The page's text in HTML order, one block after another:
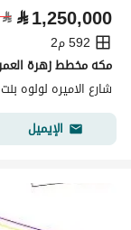
⃁1,250,000
⃁
592 م2
مكه مخطط زهرة
شارع الاميره لولوه
الإيميل